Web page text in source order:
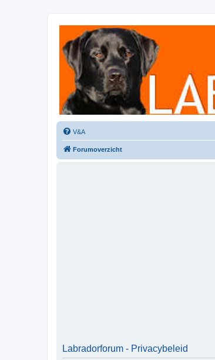
Labradorforum
Het gezelligste Labradorforum van Nederland en België!
V&A
Forumoverzicht
Labradorforum - Privacybeleid